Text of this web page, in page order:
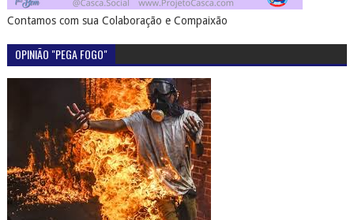
Contamos com sua Colaboração e Compaixão
OPINIÃO "PEGA FOGO"